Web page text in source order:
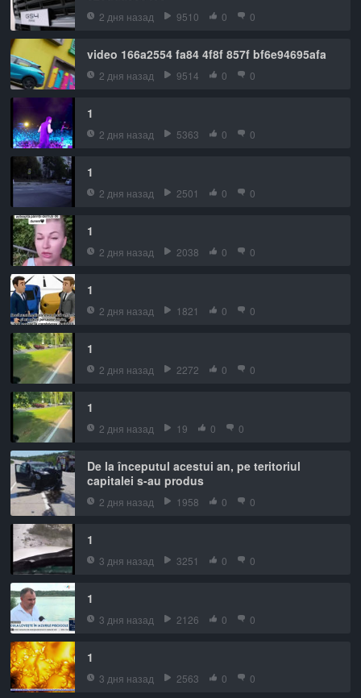
2 дня назад 9510 0 0
video 166a2554 fa84 4f8f 857f bf6e94695afa
2 дня назад 9514 0 0
1
2 дня назад 5363 0 0
1
2 дня назад 2501 0 0
1
2 дня назад 2038 0 0
1
2 дня назад 1821 0 0
1
2 дня назад 2272 0 0
1
2 дня назад 19 0 0
De la începutul acestui an, pe teritoriul
capitalei s-au produs
2 дня назад 1958 0 0
1
3 дня назад 3251 0 0
1
3 дня назад 2126 0 0
1
3 дня назад 2563 0 0